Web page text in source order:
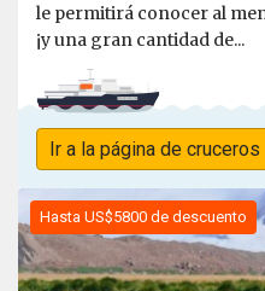
le permitirá conocer al
¡y una gran cantidad de...
Ir a la página de cruceros
Hasta US$5800 de descuento